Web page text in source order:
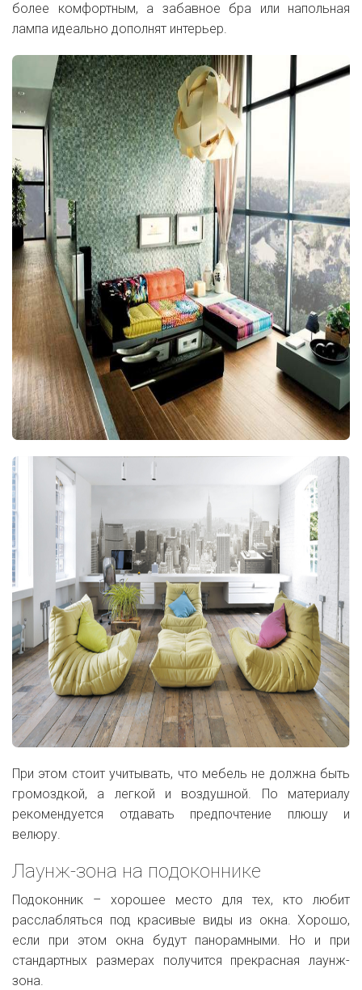
более комфортным, а забавное бра или напольная
лампа идеально дополнят интерьер.
При этом стоит учитывать, что мебель не должна быть
громоздкой, а легкой и воздушной. По материалу
рекомендуется отдавать предпочтение плюшу и
велюру.
Лаунж-зона на подоконнике
Подоконник – хорошее место для тех, кто любит
расслабляться под красивые виды из окна. Хорошо,
если при этом окна будут панорамными. Но и при
стандартных размерах получится прекрасная лаунж-
зона.